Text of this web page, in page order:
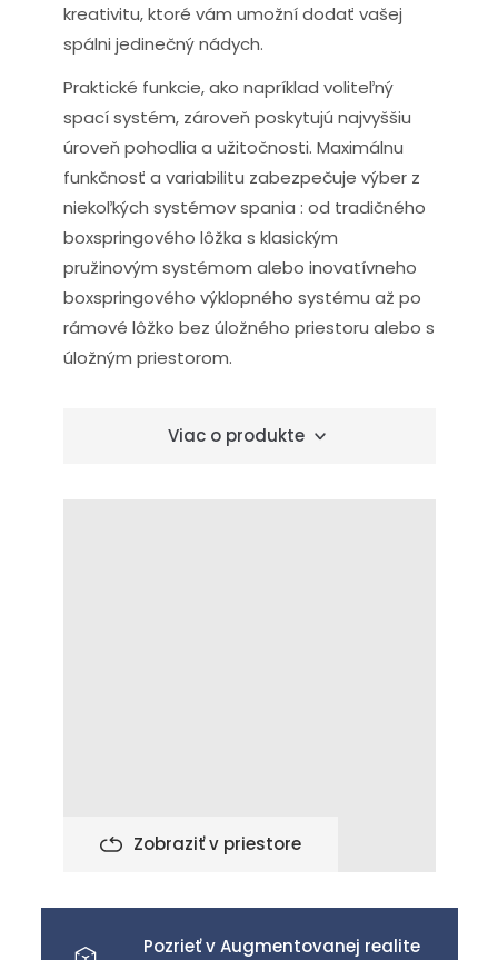
kreativitu, ktoré vám umožní dodať vašej
spálni jedinečný nádych.
Praktické funkcie, ako napríklad voliteľný
spací systém, zároveň poskytujú najvyššiu
úroveň pohodlia a užitočnosti. Maximálnu
funkčnosť a variabilitu zabezpečuje výber z
niekoľkých systémov spania : od tradičného
boxspringového lôžka s klasickým
pružinovým systémom alebo inovatívneho
boxspringového výklopného systému až po
rámové lôžko bez úložného priestoru alebo s
úložným priestorom.
Viac o produkte
Zobraziť v priestore
Pozrieť v Augmentovanej realite